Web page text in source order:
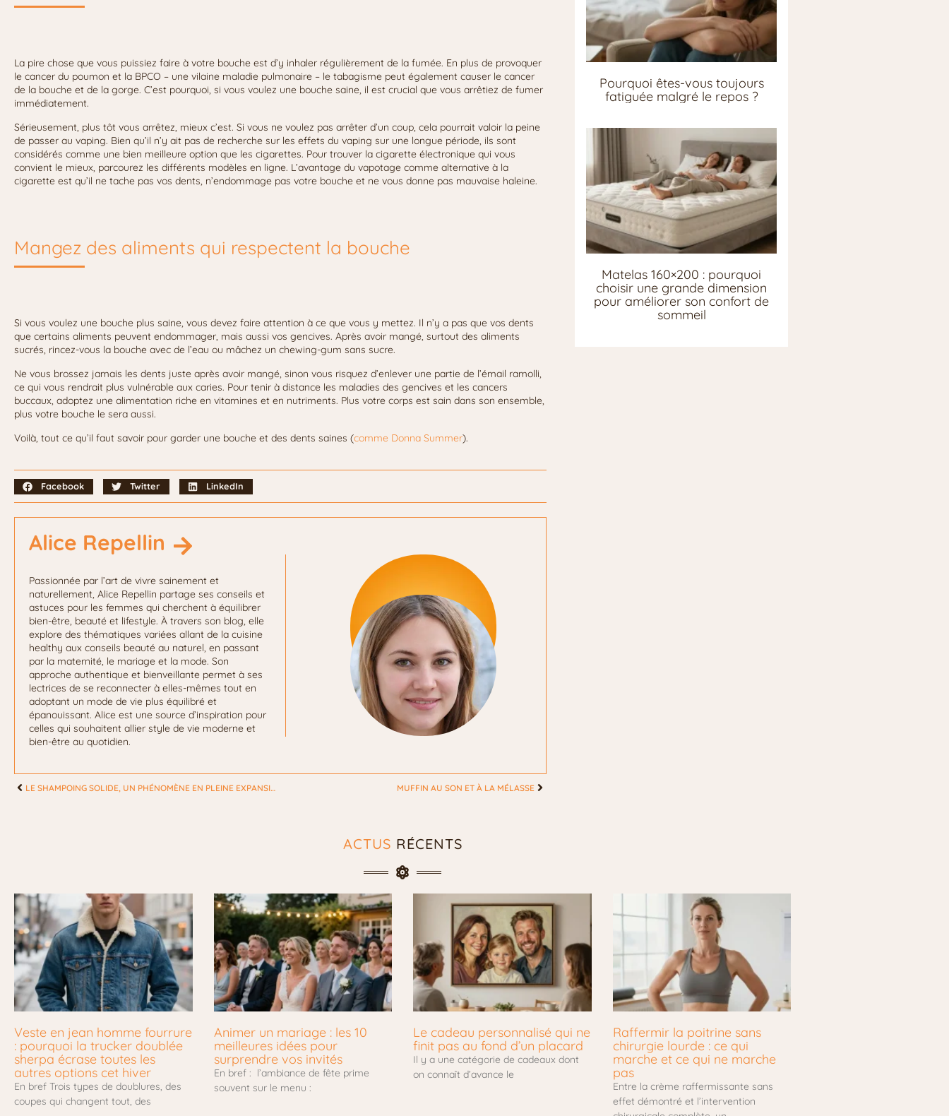
La pire chose que vous puissiez faire à votre bouche est d’y inhaler régulièrement de la fumée. En plus de provoquer
le cancer du poumon et la BPCO – une vilaine maladie pulmonaire – le tabagisme peut également causer le cancer
de la bouche et de la gorge. C’est pourquoi, si vous voulez une bouche saine, il est crucial que vous arrêtiez de fumer
immédiatement.
Sérieusement, plus tôt vous arrêtez, mieux c’est. Si vous ne voulez pas arrêter d’un coup, cela pourrait valoir la peine
de passer au vaping. Bien qu’il n’y ait pas de recherche sur les effets du vaping sur une longue période, ils sont
considérés comme une bien meilleure option que les cigarettes. Pour trouver la cigarette électronique qui vous
convient le mieux, parcourez les différents modèles en ligne. L’avantage du vapotage comme alternative à la
cigarette est qu’il ne tache pas vos dents, n’endommage pas votre bouche et ne vous donne pas mauvaise haleine.
Mangez des aliments qui respectent la bouche
Si vous voulez une bouche plus saine, vous devez faire attention à ce que vous y mettez. Il n’y a pas que vos dents
que certains aliments peuvent endommager, mais aussi vos gencives. Après avoir mangé, surtout des aliments
sucrés, rincez-vous la bouche avec de l’eau ou mâchez un chewing-gum sans sucre.
Ne vous brossez jamais les dents juste après avoir mangé, sinon vous risquez d’enlever une partie de l’émail ramolli,
ce qui vous rendrait plus vulnérable aux caries. Pour tenir à distance les maladies des gencives et les cancers
buccaux, adoptez une alimentation riche en vitamines et en nutriments. Plus votre corps est sain dans son ensemble,
plus votre bouche le sera aussi.
Voilà, tout ce qu’il faut savoir pour garder une bouche et des dents saines (comme Donna Summer).
Facebook Twitter LinkedIn
Alice Repellin
Passionnée par l’art de vivre sainement et
naturellement, Alice Repellin partage ses conseils et
astuces pour les femmes qui cherchent à équilibrer
bien-être, beauté et lifestyle. À travers son blog, elle
explore des thématiques variées allant de la cuisine
healthy aux conseils beauté au naturel, en passant
par la maternité, le mariage et la mode. Son
approche authentique et bienveillante permet à ses
lectrices de se reconnecter à elles-mêmes tout en
adoptant un mode de vie plus équilibré et
épanouissant. Alice est une source d’inspiration pour
celles qui souhaitent allier style de vie moderne et
bien-être au quotidien.
LE SHAMPOING SOLIDE, UN PHÉNOMÈNE EN PLEINE EXPANSION MUFFIN AU SON ET À LA MÉLASSE
Pourquoi êtes-vous toujours
fatiguée malgré le repos ?
Matelas 160×200 : pourquoi
choisir une grande dimension
pour améliorer son confort de
sommeil
ACTUS RÉCENTS
Veste en jean homme fourrure
: pourquoi la trucker doublée
sherpa écrase toutes les
autres options cet hiver
En bref Trois types de doublures, des
coupes qui changent tout, des
Animer un mariage : les 10
meilleures idées pour
surprendre vos invités
En bref : l’ambiance de fête prime
souvent sur le menu :
Le cadeau personnalisé qui ne
finit pas au fond d’un placard
Il y a une catégorie de cadeaux dont
on connaît d’avance le
Raffermir la poitrine sans
chirurgie lourde : ce qui
marche et ce qui ne marche
pas
Entre la crème raffermissante sans
effet démontré et l’intervention